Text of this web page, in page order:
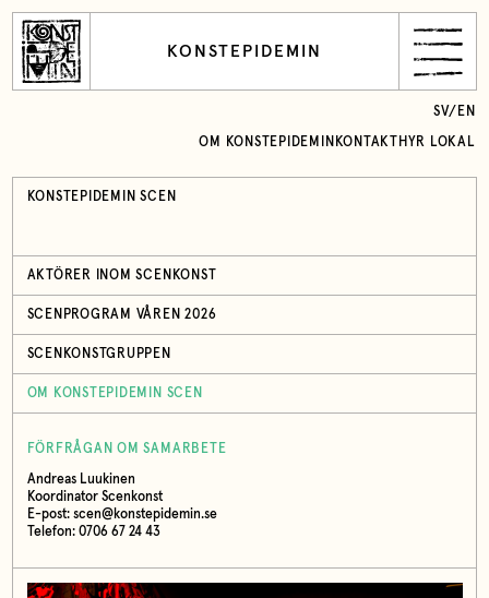
KONSTEPIDEMIN
OM KONSTEPIDEMIN KONTAKT HYR LOKAL
SV/ EN
KONSTEPIDEMIN SCEN
AKTÖRER INOM SCENKONST
SCENPROGRAM VÅREN 2026
SCENKONSTGRUPPEN
OM KONSTEPIDEMIN SCEN
FÖRFRÅGAN OM SAMARBETE
Andreas Luukinen
Koordinator Scenkonst
E-post: scen@konstepidemin.se
Telefon: 0706 67 24 43